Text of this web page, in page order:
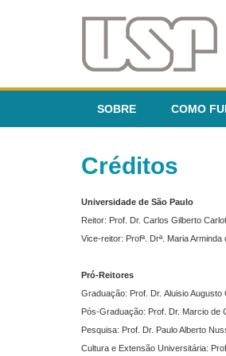
SOBRE COMO
Créditos
Universidade de São Paulo
Reitor: Prof. Dr. Carlos Gilberto
Vice-reitor: Profª. Drª. Maria
Pró-Reitores
Graduação: Prof. Dr. Aluisio Augusto
Pós-Graduação: Prof. Dr. Marcio de
Pesquisa: Prof. Dr. Paulo Alberto
Cultura e Extensão Universitária: